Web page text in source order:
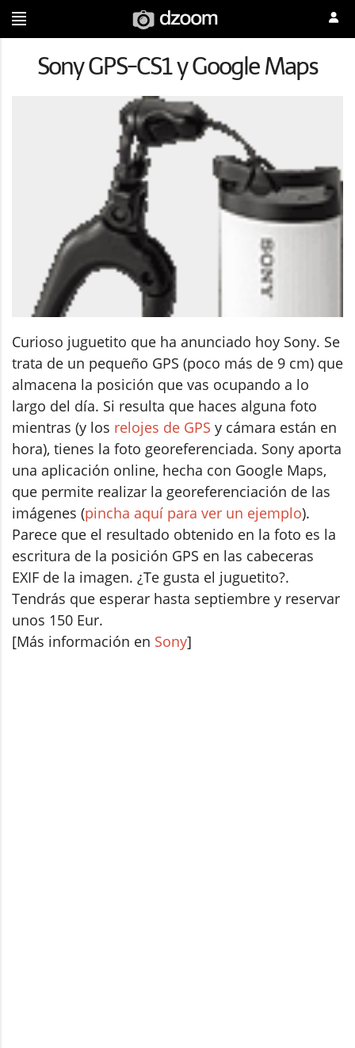
Sony GPS-CS1 y Google Maps
Curioso juguetito que ha anunciado hoy Sony. Se
trata de un pequeño GPS (poco más de 9 cm) que
almacena la posición que vas ocupando a lo
largo del día. Si resulta que haces alguna foto
mientras (y los relojes de GPS y cámara están en
hora), tienes la foto georeferenciada. Sony aporta
una aplicación online, hecha con Google Maps,
que permite realizar la georeferenciación de las
imágenes (pincha aquí para ver un ejemplo).
Parece que el resultado obtenido en la foto es la
escritura de la posición GPS en las cabeceras
EXIF de la imagen. ¿Te gusta el juguetito?.
Tendrás que esperar hasta septiembre y reservar
unos 150 Eur.
[Más información en Sony]